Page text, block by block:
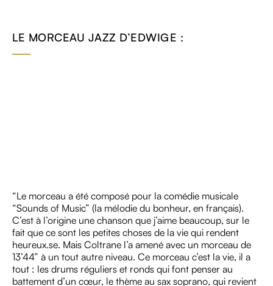
LE MORCEAU JAZZ D’EDWIGE :
“Le morceau a été composé pour la comédie musicale
“Sounds of Music” (la mélodie du bonheur, en français).
C’est à l’origine une chanson que j’aime beaucoup, sur le
fait que ce sont les petites choses de la vie qui rendent
heureux.se. Mais Coltrane l’a amené avec un morceau de
13’44” à un tout autre niveau. Ce morceau c’est la vie, il a
tout : les drums réguliers et ronds qui font penser au
battement d’un cœur, le thème au sax soprano, qui revient